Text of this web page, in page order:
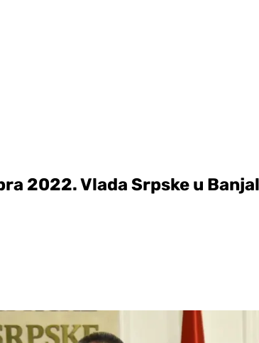
2022. Vlada Srpske u